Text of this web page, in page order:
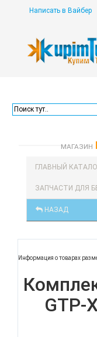
Написать в Вайбер
МАГАЗИН
ГЛАВНЫЙ
ЗАПЧАСТИ ДЛЯ
НАЗАД
Информация о товарах
GTP-